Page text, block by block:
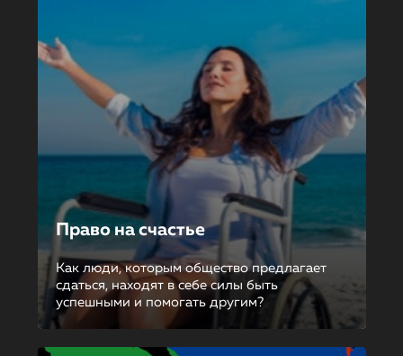
Право на счастье
Как люди, которым общество предлагает
сдаться, находят в себе силы быть
успешными и помогать другим?